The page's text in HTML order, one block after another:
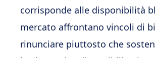
corrisponde alle disponibilità
mercato affrontano vincoli di
rinunciare piuttosto che